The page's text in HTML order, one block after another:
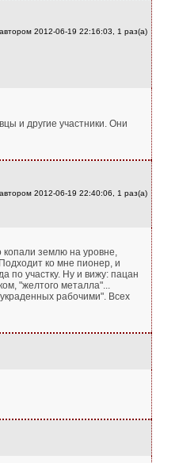
2012-06-19 22:16:03, 1 раз(а)
и другие участники. Они
2012-06-19 22:40:06, 1 раз(а)
копали землю на уровне,
ко мне пионер, и
по участку. Ну и вижу: пацан
"желтого металла"...
рабочими". Всех